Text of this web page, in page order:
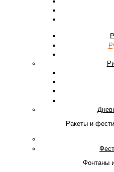
Ракеты и
Фонтаны